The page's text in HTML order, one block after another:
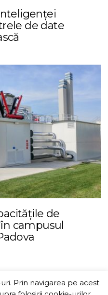
de date
de
campusul
Prin navigarea pe acest